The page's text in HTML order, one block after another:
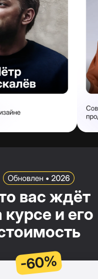
-60%
вас ждёт
курсе и его